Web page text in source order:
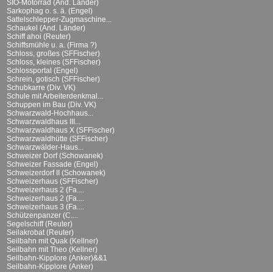
SIO-Motorrad (And. Länder)
Sarkophag o. s. ä. (Engel)
Sattelschlepper-Zugmaschine...
Schaukel (And. Länder)
Schiff ahoi (Reuter)
Schiffsmühle u. a. (Firma ?)
Schloss, großes (SFFischer)
Schloss, kleines (SFFischer)
Schlossportal (Engel)
Schrein, gotisch (SFFischer)
Schubkarre (Div. VK)
Schule mit Arbeiterdenkmal...
Schuppen im Bau (Div. VK)
Schwarzwald-Hochhaus...
Schwarzwaldhaus III...
Schwarzwaldhaus X (SFFischer)
Schwarzwaldhütte (SFFischer)
Schwarzwälder-Haus...
Schweizer Dorf (Schowanek)
Schweizer Fassade (Engel)
Schweizerdorf II (Schowanek)
Schweizerhaus (SFFischer)
Schweizerhaus 2 (Fa....
Schweizerhaus 2 (Fa....
Schweizerhaus 3 (Fa....
Schützenpanzer (C....
Segelschiff (Reuter)
Seilakrobat (Reuter)
Seilbahn mit Quak (Kellner)
Seilbahn mit Theo (Kellner)
Seilbahn-Kipplore (Anker)&&1
Seilbahn-Kipplore (Anker)